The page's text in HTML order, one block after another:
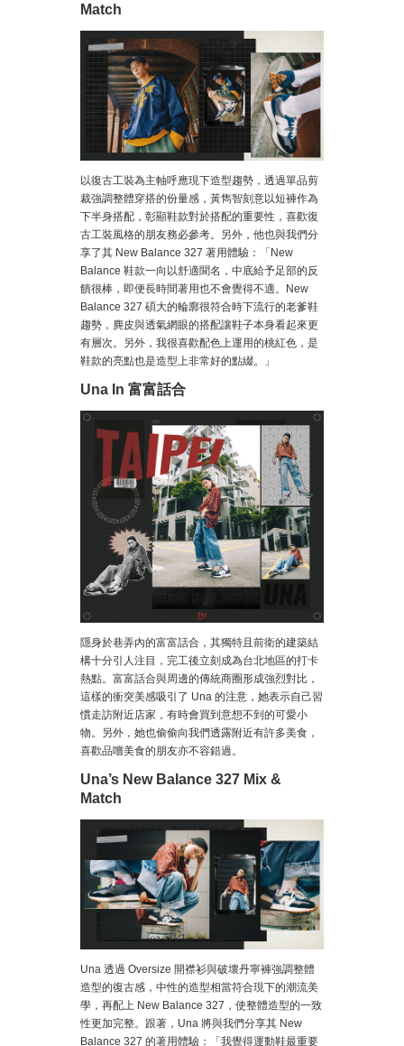
Match
以復古工裝為主軸呼應現下造型趨勢，透過單品剪
裁強調整體穿搭的份量感，黃雋智刻意以短褲作為
下半身搭配，彰顯鞋款對於搭配的重要性，喜歡復
古工裝風格的朋友務必參考。另外，他也與我們分
享了其 New Balance 327 著用體驗：「New
Balance 鞋款一向以舒適聞名，中底給予足部的反
饋很棒，即便長時間著用也不會覺得不適。New
Balance 327 碩大的輪廓很符合時下流行的老爹鞋
趨勢，麂皮與透氣網眼的搭配讓鞋子本身看起來更
有層次。另外，我很喜歡配色上運用的桃紅色，是
鞋款的亮點也是造型上非常好的點綴。」
Una In 富富話合
隱身於巷弄內的富富話合，其獨特且前衛的建築結
構十分引人注目，完工後立刻成為台北地區的打卡
熱點。富富話合與周邊的傳統商圈形成強烈對比，
這樣的衝突美感吸引了 Una 的注意，她表示自己習
慣走訪附近店家，有時會買到意想不到的可愛小
物。另外，她也偷偷向我們透露附近有許多美食，
喜歡品嚐美食的朋友亦不容錯過。
Una’s New Balance 327 Mix &
Match
Una 透過 Oversize 開襟衫與破壞丹寧褲強調整體
造型的復古感，中性的造型相當符合現下的潮流美
學，再配上 New Balance 327，使整體造型的一致
性更加完整。跟著，Una 將與我們分享其 New
Balance 327 的著用體驗：「我覺得運動鞋最重要